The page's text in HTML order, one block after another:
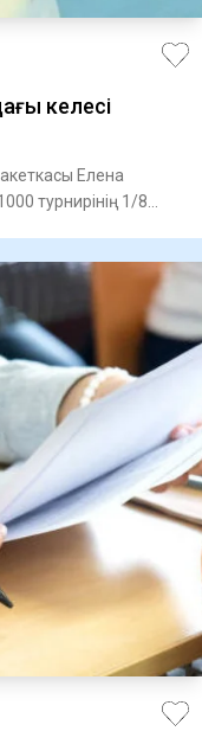
келесі
Елена
турнирінің 1/8